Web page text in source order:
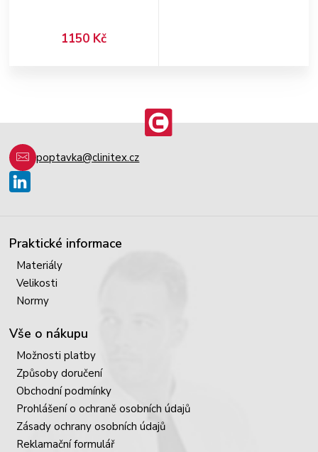
1150 Kč
poptavka@clinitex.cz
Praktické informace
Materiály
Velikosti
Normy
Vše o nákupu
Možnosti platby
Způsoby doručení
Obchodní podmínky
Prohlášení o ochraně osobních údajů
Zásady ochrany osobních údajů
Reklamační formulář